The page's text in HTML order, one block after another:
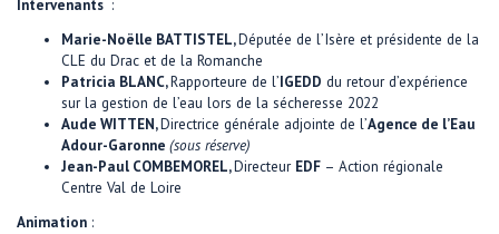
Intervenants :
Marie-Noëlle BATTISTEL,Députée de l’Isère et présidente de la
CLE du Drac et de la Romanche
Patricia BLANC,Rapporteure de l’IGEDD du retour d’expérience
sur la gestion de l’eau lors de la sécheresse 2022
Aude WITTEN,Directrice générale adjointe de l’Agence de l’Eau
Adour-Garonne (sous réserve)
Jean-Paul COMBEMOREL,Directeur EDF – Action régionale
Centre Val de Loire
Animation :